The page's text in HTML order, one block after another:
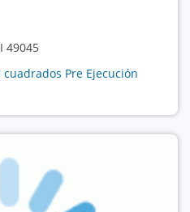
49045
cuadrados Pre Ejecución